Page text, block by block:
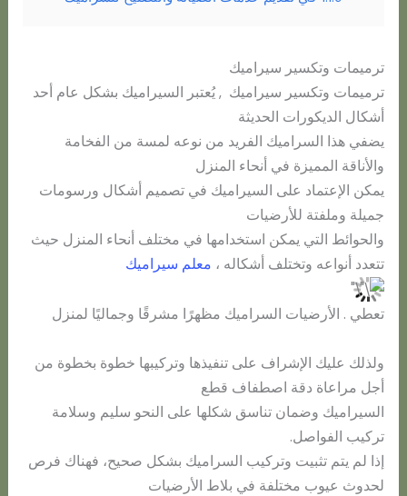
ترميمات وتكسير سيراميك
ترميمات وتكسير سيراميك , يُعتبر السيراميك بشكل عام أحد
أشكال الديكورات الحديثة
يضفي هذا السراميك الفريد من نوعه لمسة من الفخامة
والأناقة المميزة في أنحاء المنزل
يمكن الإعتماد على السيراميك في تصميم أشكال ورسومات
جميلة وملفتة للأرضيات
والحوائط التي يمكن استخدامها في مختلف أنحاء المنزل حيث
تتعدد أنواعه وتختلف أشكاله ، معلم سيراميك
تعطي . الأرضيات السراميك مظهرًا مشرقًا وجماليًا لمنزل
ولذلك عليك الإشراف على تنفيذها وتركيبها خطوة بخطوة من
أجل مراعاة دقة اصطفاف قطع
السيراميك وضمان تناسق شكلها على النحو سليم وسلامة
تركيب الفواصل.
إذا لم يتم تثبيت وتركيب السراميك بشكل صحيح، فهناك فرص
لحدوث عيوب مختلفة في بلاط الأرضيات